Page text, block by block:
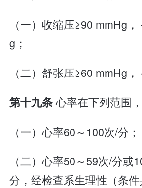
（一）收缩压≥90 mmHg
g；
（二）舒张压≥60 mmHg，
第十九条心率在下列范围，
（一）心率60～100次/分；
（二）心率50～59次/分或
分，经检查系生理性（条件